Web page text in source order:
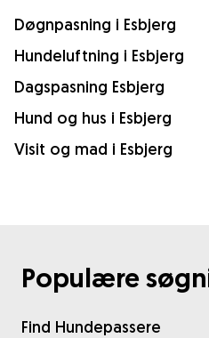
Døgnpasning i Esbjerg
Hundeluftning i Esbjerg
Dagspasning Esbjerg
Hund og hus i Esbjerg
Visit og mad i Esbjerg
Populære
Find Hundepassere